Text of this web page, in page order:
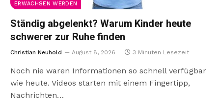
ERWACHSEN WERDEN
Ständig abgelenkt? Warum Kinder heute
schwerer zur Ruhe finden
Christian Neuhold August 8, 2026 3 Minuten Lesezeit
Noch nie waren Informationen so schnell verfügbar
wie heute. Videos starten mit einem Fingertipp,
Nachrichten…